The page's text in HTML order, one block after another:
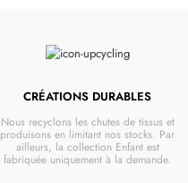
CRÉATIONS DURABLES
Nous recyclons les chutes de tissus et
produisons en limitant nos stocks. Par
ailleurs, la collection Enfant est
fabriquée uniquement à la demande.